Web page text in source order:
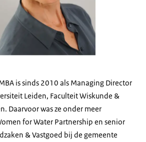
is sinds 2010 als Managing Director
Leiden, Faculteit Wiskunde &
Daarvoor was ze onder meer
for Water Partnership en senior
& Vastgoed bij de gemeente